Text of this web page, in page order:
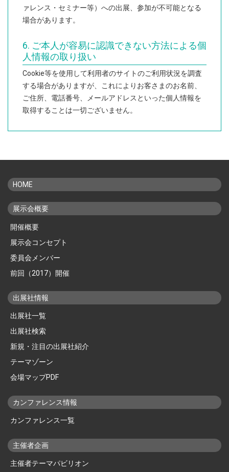
ァレンス・セミナー等）への出展、参加が不可能となる
場合があります。
6. ご本人が容易に認識できない方法による個
人情報の取り扱い
Cookie等を使用して利用者のサイトのご利用状況を調査
する場合がありますが、これによりお客さまのお名前、
ご住所、電話番号、メールアドレスといった個人情報を
取得することは一切ございません。
HOME
展示会概要
開催概要
展示会コンセプト
委員会メンバー
前回（2017）開催
出展社情報
出展社一覧
出展社検索
新規・注目の出展社紹介
テーマゾーン
会場マップPDF
カンファレンス情報
カンファレンス一覧
主催者企画
主催者テーマパビリオン